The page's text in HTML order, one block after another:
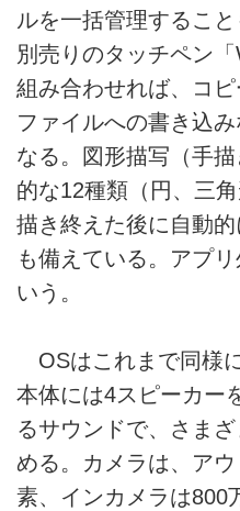
ルを一括管理すること
別売りのタッチペン
組み合わせれば、コ
ファイルへの書き込
なる。図形描写（手
的な12種類（円、三
描き終えた後に自動
も備えている。アプ
いう。
OSはこれまで同様
本体には4スピーカー
るサウンドで、さま
める。カメラは、ア
素、インカメラは800